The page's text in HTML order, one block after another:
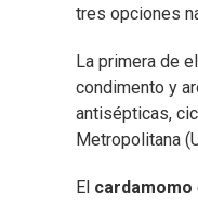
tres opciones
La primera de
condimento y
antisépticas,
Metropolitana
El cardamomo